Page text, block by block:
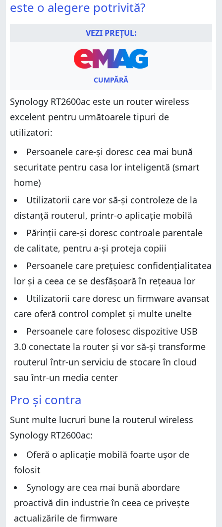
Despachetarea routerului wireless Synology
Caracteristici hardware și design
Configurarea și utilizarea routerului Synology
Performanța portului USB
Caracteristici suplimentare
RT2600ac?
Verdict
Despachetarea routerului wireless Synology
Caracteristici hardware și design
Configurarea și utilizarea routerului Synology
Performanța pentru rețelele cu fir
Performanța portului USB
Caracteristici suplimentare
Ce părere ai despre routerul wireless Synology
este o alegere potrivită?
VEZI PREȚUL:
CUMPĂRĂ
Synology RT2600ac este un router wireless
excelent pentru următoarele tipuri de
utilizatori:
Persoanele care-și doresc cea mai bună
securitate pentru casa lor inteligentă (smart
home)
Utilizatorii care vor să-și controleze de la
distanță routerul, printr-o aplicație mobilă
Părinții care-și doresc controale parentale
de calitate, pentru a-și proteja copiii
Persoanele care prețuiesc confidențialitatea
lor și a ceea ce se desfășoară în rețeaua lor
Utilizatorii care doresc un firmware avansat
care oferă control complet și multe unelte
Persoanele care folosesc dispozitive USB
3.0 conectate la router și vor să-și transforme
routerul într-un serviciu de stocare în cloud
sau într-un media center
Pro și contra
Sunt multe lucruri bune la routerul wireless
Synology RT2600ac:
Oferă o aplicație mobilă foarte ușor de
folosit
Synology are cea mai bună abordare
proactivă din industrie în ceea ce privește
actualizările de firmware